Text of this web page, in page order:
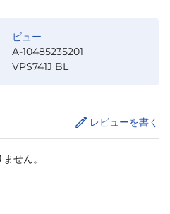
ビュー
A-10485235201
VPS741J BL
レビューを書く
せん。